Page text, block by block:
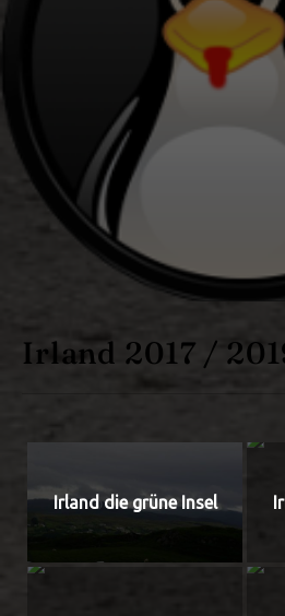
Irland 2017 /
Irland die grüne Insel